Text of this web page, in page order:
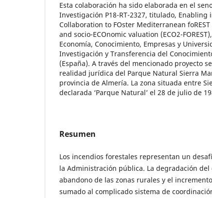
Esta colaboración ha sido elaborada en el
Investigación P18-RT-2327, titulado,
Collaboration to FOster Mediterranean
and socio-ECOnomic valuation (ECO2-
Economía, Conocimiento, Empresas y
Investigación y Transferencia del
(España). A través del mencionado proyecto
realidad jurídica del Parque Natural Sierra
provincia de Almería. La zona situada entre
declarada ‘Parque Natural’ el 28 de julio de
Resumen
Los incendios forestales representan un
la Administración pública. La degradación
abandono de las zonas rurales y el
sumado al complicado sistema de